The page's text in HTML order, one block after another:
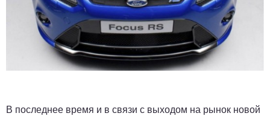
В последнее время и в связи с выходом на рынок новой